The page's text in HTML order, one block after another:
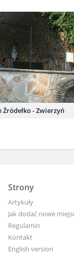
Źródełko - Zwierzyń
Strony
Artykuły
Jak dodać nowe
Regulamin
Kontakt
English version